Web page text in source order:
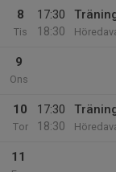
8
Tis
17:30
18:30
9
Ons
10
Tor
17:30
18:30
11